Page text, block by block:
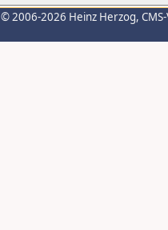
© 2006-2026 Heinz Herzog,